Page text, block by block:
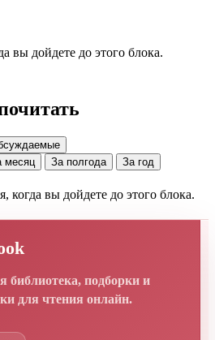
вы дойдете до этого блока.
За месяц За полгода
За год
когда вы дойдете до этого блока.
библиотека, подборки и
для чтения онлайн.